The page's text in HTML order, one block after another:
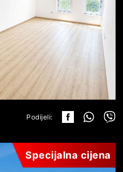
DETALJI
Podijeli:
Specijalna cijena